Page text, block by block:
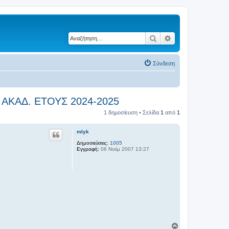
Αναζήτηση
Σύνδεση
ΕΤΟΥΣ 2024-2025
1 δημοσίευση • Σελίδα 1 από 1
mlyk
Δημοσιεύσεις: 1005
Εγγραφή: 06 Νοέμ 2007 13:27